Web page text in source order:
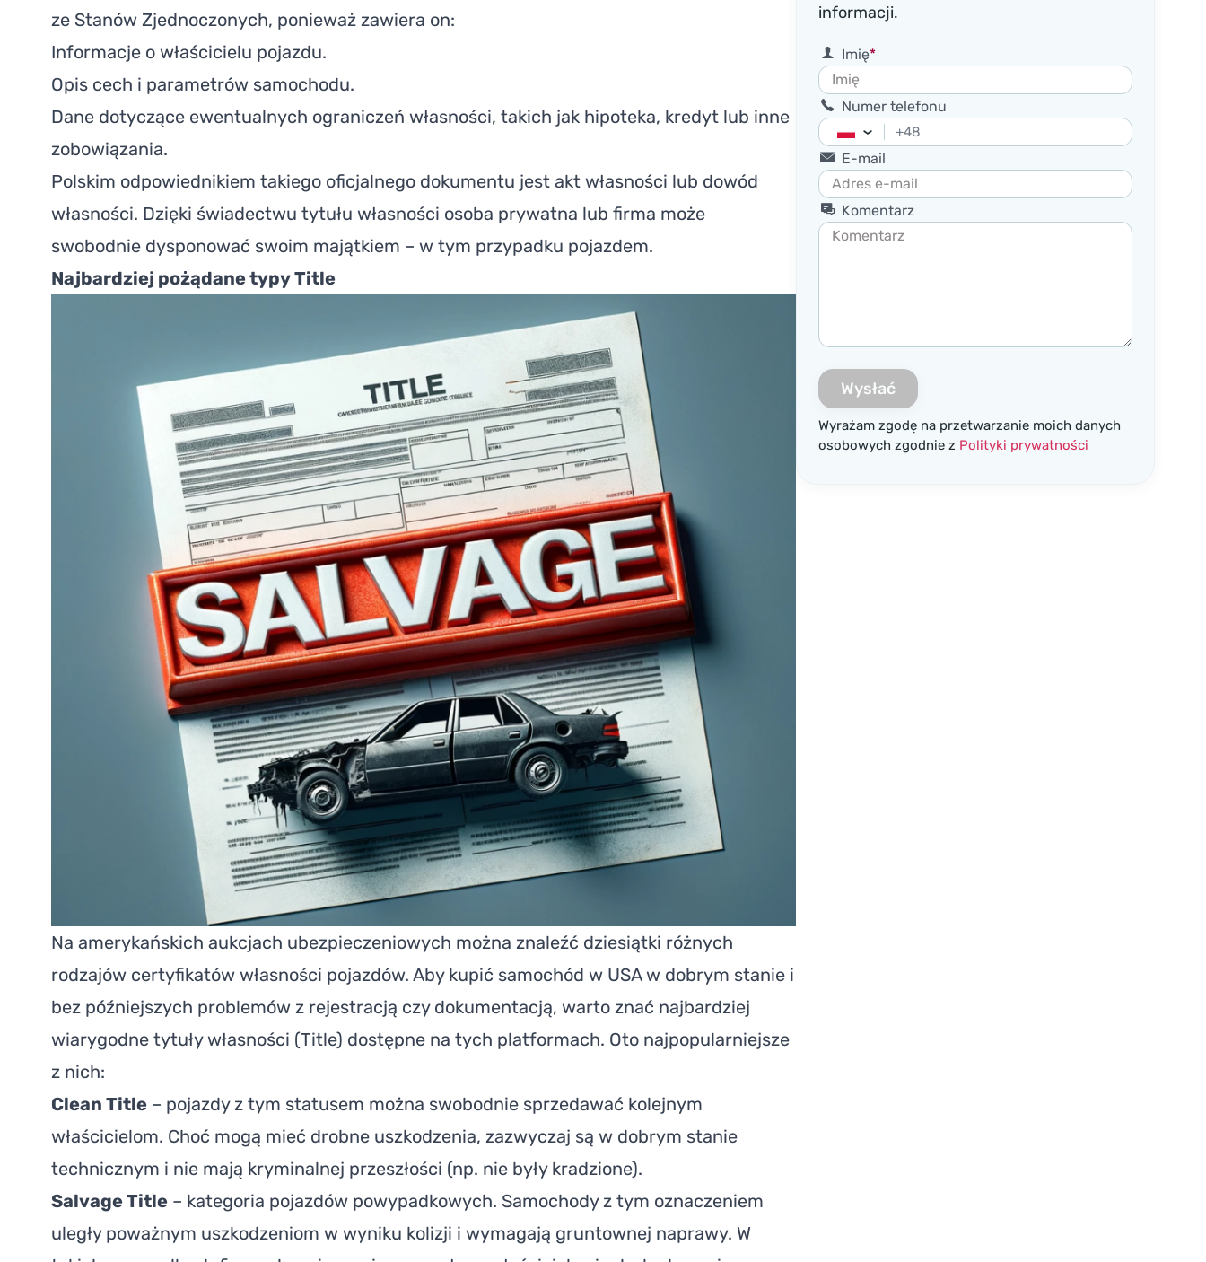
ze Stanów Zjednoczonych, ponieważ zawiera on:
Informacje o właścicielu pojazdu.
Opis cech i parametrów samochodu.
Dane dotyczące ewentualnych ograniczeń własności, takich jak hipoteka, kredyt lub inne
zobowiązania.
Polskim odpowiednikiem takiego oficjalnego dokumentu jest akt własności lub dowód
własności. Dzięki świadectwu tytułu własności osoba prywatna lub firma może
swobodnie dysponować swoim majątkiem – w tym przypadku pojazdem.
Najbardziej pożądane typy Title
Na amerykańskich aukcjach ubezpieczeniowych można znaleźć dziesiątki różnych
rodzajów certyfikatów własności pojazdów. Aby kupić samochód w USA w dobrym stanie i
bez późniejszych problemów z rejestracją czy dokumentacją, warto znać najbardziej
wiarygodne tytuły własności (Title) dostępne na tych platformach. Oto najpopularniejsze
z nich:
Clean Title – pojazdy z tym statusem można swobodnie sprzedawać kolejnym
właścicielom. Choć mogą mieć drobne uszkodzenia, zazwyczaj są w dobrym stanie
technicznym i nie mają kryminalnej przeszłości (np. nie były kradzione).
Salvage Title – kategoria pojazdów powypadkowych. Samochody z tym oznaczeniem
uległy poważnym uszkodzeniom w wyniku kolizji i wymagają gruntownej naprawy. W
informacji.
Imię
Numer telefonu
Poland
+48
+48
E-mail
Komentarz
Wysłać
Wyrażam zgodę na przetwarzanie moich danych
osobowych zgodnie z Polityki prywatności